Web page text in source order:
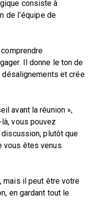
consiste à
de l’équipe de
Il donne le ton de
désalignements et crée
avant la réunion »,
vous pouvez
plutôt que
vous êtes venus
mais il peut être votre
en gardant tout le